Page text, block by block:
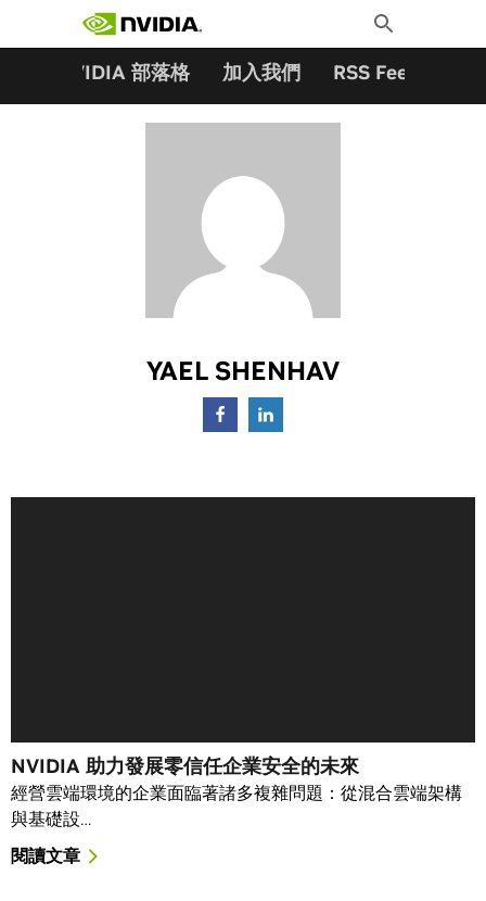
Toggle
Search
NVIDIA 部落格 加入我們 RSS Feeds
YAEL SHENHAV
NVIDIA 助力發展零信任企業安全的未來
經營雲端環境的企業面臨著諸多複雜問題：從混合雲端架構
與基礎設…
閱讀文章